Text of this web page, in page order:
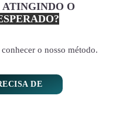
ATINGINDO O
o nosso método.
DE